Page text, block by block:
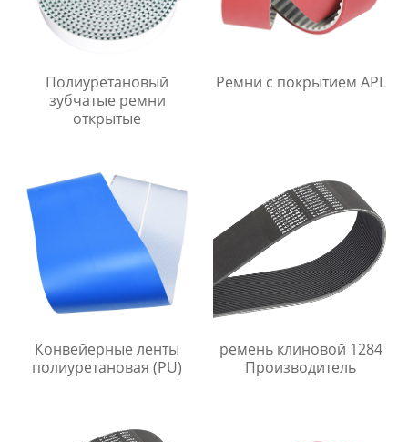
Полиуретановый
зубчатые ремни
открытые
Ремни с покрытием APL
Конвейерные ленты
полиуретановая (PU)
ремень клиновой 1284
Производитель